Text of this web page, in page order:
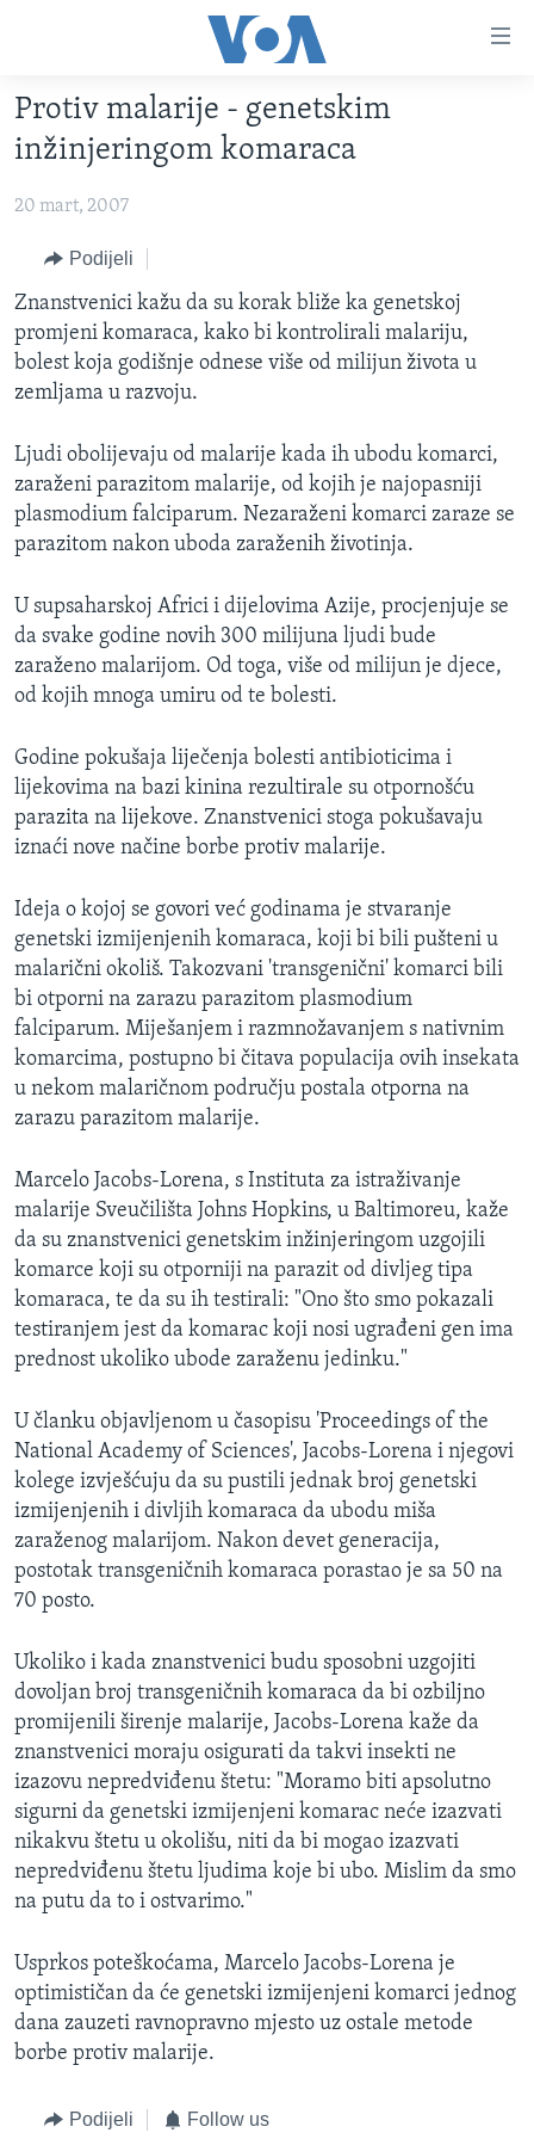
glavni
sadržaj
na
navigaciju
Idi
na
pretragu
FOTOGRAFIJE DANA
VIJESTI
SJEDINJENE AMERIČKE DRŽAVE
BOSNA I HERCEGOVINA
SVIJET
NAUKA I TEHNOLOGIJA
SPECIJALNI PROJEKTI
KORUPCIJA
ŽENSKA STRANA
IZBJEGLIČKA STRANA
MAGAZIN
O GLASU AMERIKE
Learning English
Jezici
Protiv malarije - genetskim
inžinjeringom komaraca
20 mart, 2007
Podijeli
Znanstvenici kažu da su korak bliže ka genetskoj
promjeni komaraca, kako bi kontrolirali malariju,
bolest koja godišnje odnese više od milijun života u
zemljama u razvoju.
Ljudi obolijevaju od malarije kada ih ubodu komarci,
zaraženi parazitom malarije, od kojih je najopasniji
plasmodium falciparum. Nezaraženi komarci zaraze se
parazitom nakon uboda zaraženih životinja.
U supsaharskoj Africi i dijelovima Azije, procjenjuje se
da svake godine novih 300 milijuna ljudi bude
zaraženo malarijom. Od toga, više od milijun je djece,
od kojih mnoga umiru od te bolesti.
Godine pokušaja liječenja bolesti antibioticima i
lijekovima na bazi kinina rezultirale su otpornošću
parazita na lijekove. Znanstvenici stoga pokušavaju
iznaći nove načine borbe protiv malarije.
Ideja o kojoj se govori već godinama je stvaranje
genetski izmijenjenih komaraca, koji bi bili pušteni u
malarični okoliš. Takozvani 'transgenični' komarci bili
bi otporni na zarazu parazitom plasmodium
falciparum. Miješanjem i razmnožavanjem s nativnim
komarcima, postupno bi čitava populacija ovih insekata
u nekom malaričnom području postala otporna na
zarazu parazitom malarije.
Marcelo Jacobs-Lorena, s Instituta za istraživanje
malarije Sveučilišta Johns Hopkins, u Baltimoreu, kaže
da su znanstvenici genetskim inžinjeringom uzgojili
komarce koji su otporniji na parazit od divljeg tipa
komaraca, te da su ih testirali: "Ono što smo pokazali
testiranjem jest da komarac koji nosi ugrađeni gen ima
prednost ukoliko ubode zaraženu jedinku."
U članku objavljenom u časopisu 'Proceedings of the
National Academy of Sciences', Jacobs-Lorena i njegovi
kolege izvješćuju da su pustili jednak broj genetski
izmijenjenih i divljih komaraca da ubodu miša
zaraženog malarijom. Nakon devet generacija,
postotak transgeničnih komaraca porastao je sa 50 na
70 posto.
Ukoliko i kada znanstvenici budu sposobni uzgojiti
dovoljan broj transgeničnih komaraca da bi ozbiljno
promijenili širenje malarije, Jacobs-Lorena kaže da
znanstvenici moraju osigurati da takvi insekti ne
izazovu nepredviđenu štetu: "Moramo biti apsolutno
sigurni da genetski izmijenjeni komarac neće izazvati
nikakvu štetu u okolišu, niti da bi mogao izazvati
nepredviđenu štetu ljudima koje bi ubo. Mislim da smo
na putu da to i ostvarimo."
Usprkos poteškoćama, Marcelo Jacobs-Lorena je
optimističan da će genetski izmijenjeni komarci jednog
dana zauzeti ravnopravno mjesto uz ostale metode
borbe protiv malarije.
Podijeli Follow us